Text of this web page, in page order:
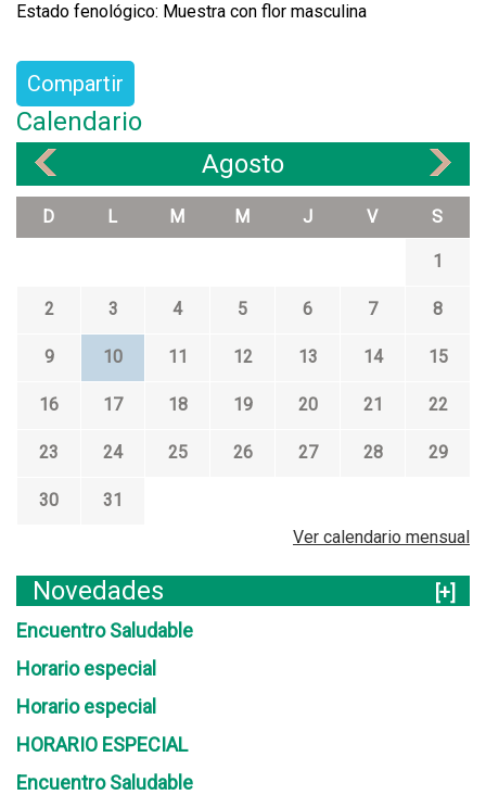
Estado fenológico: Muestra con flor masculina
Compartir
Calendario
Agosto
D L M M J V S
1
2 3 4 5 6 7 8
9 10 11 12 13 14 15
16 17 18 19 20 21 22
23 24 25 26 27 28 29
30
31
Ver calendario mensual
Novedades
[+]
Encuentro Saludable
Horario especial
Horario especial
HORARIO ESPECIAL
Encuentro Saludable